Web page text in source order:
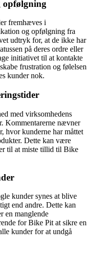
opfølgning
fremhæves i
og opfølgning fra
udtryk for, at de ikke har
på deres ordre eller
initiativet til at kontakte
frustration og følelsen
kunder nok.
med virksomhedens
Kommentarerne nævner
hvor kunderne har måttet
Dette kan være
til at miste tillid til Bike
kunder synes at blive
end andre. Dette kan
en manglende
for Bike Pit at sikre en
kunder for at undgå